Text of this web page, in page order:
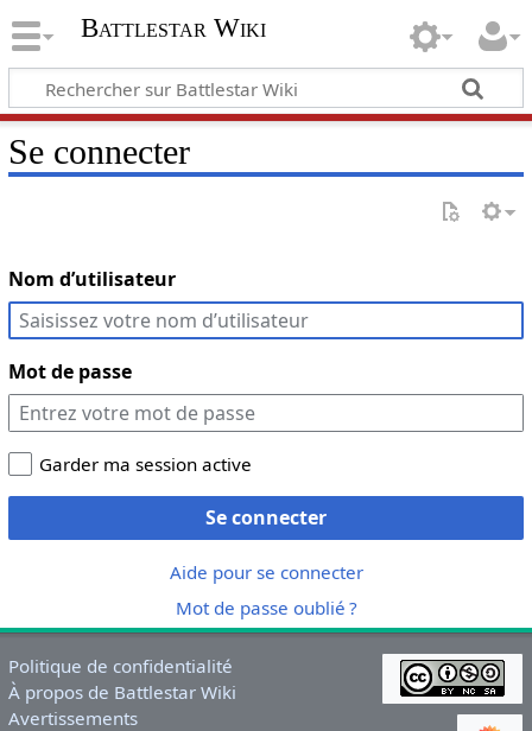
Battlestar Wiki
Se connecter
Nom d’utilisateur
Mot de passe
Garder ma session active
Se connecter
Aide pour se connecter
Mot de passe oublié ?
Politique de confidentialité
À propos de Battlestar Wiki
Avertissements